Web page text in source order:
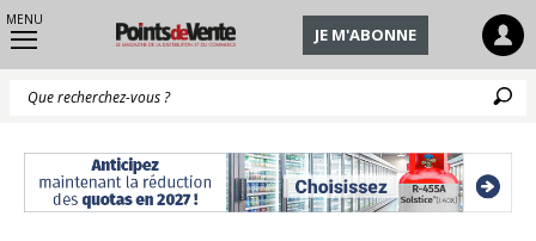
MENU
JE M'ABONNE